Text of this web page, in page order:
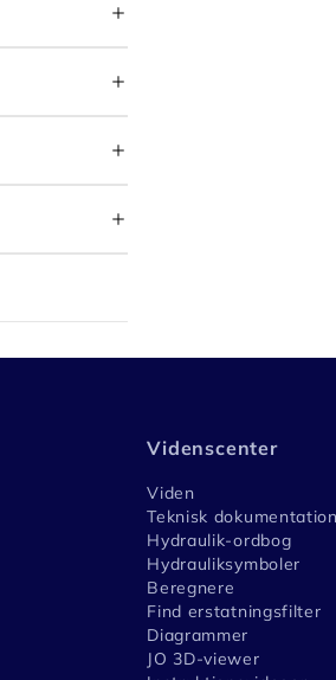
Videnscenter
Viden
Teknisk dokumentation
Hydraulik-ordbog
Hydrauliksymboler
Beregnere
Find erstatningsfilter
Diagrammer
JO 3D-viewer